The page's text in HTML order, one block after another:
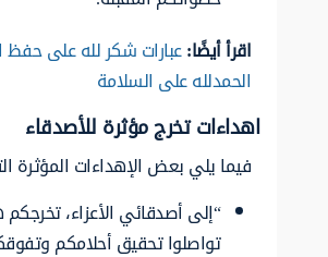
اقرأ أيضًا:عبارات شكر لله على حفظ
الحمدلله على السلامة
اهداءات تخرج مؤثرة للأصدقاء
فيما يلي بعض الإهداءات المؤثرة
“إلى أصدقائي الأعزاء،
تواصلوا تحقيق أحلامكم